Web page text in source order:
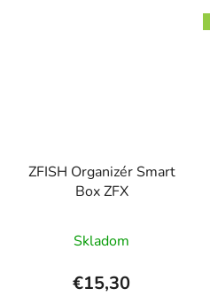
ZFISH Organizér Smart
Box ZFX
Skladom
€15,30